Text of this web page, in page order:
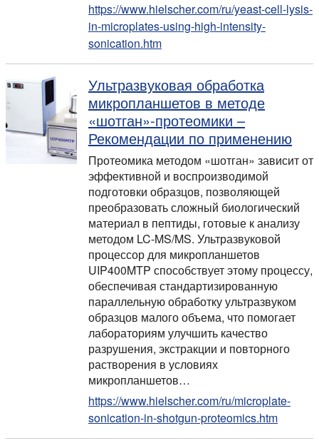
https://www.hielscher.com/ru/yeast-cell-lysis-
in-microplates-using-high-intensity-
sonication.htm
Ультразвуковая обработка
микропланшетов в методе
«шотган»-протеомики –
Рекомендации по применению
Протеомика методом «шотган» зависит от
эффективной и воспроизводимой
подготовки образцов, позволяющей
преобразовать сложный биологический
материал в пептиды, готовые к анализу
методом LC-MS/MS. Ультразвуковой
процессор для микропланшетов
UIP400MTP способствует этому процессу,
обеспечивая стандартизированную
параллельную обработку ультразвуком
образцов малого объема, что помогает
лабораториям улучшить качество
разрушения, экстракции и повторного
растворения в условиях
микропланшетов…
https://www.hielscher.com/ru/microplate-
sonication-in-shotgun-proteomics.htm